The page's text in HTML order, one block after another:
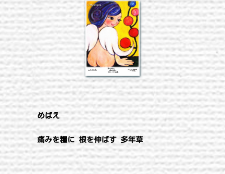
めばえ
痛みを糧に 根を伸ばす 多年草